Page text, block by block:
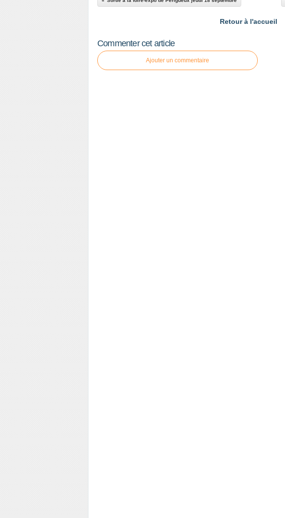
Retour à l'accueil
Commenter cet article
Ajouter un commentaire